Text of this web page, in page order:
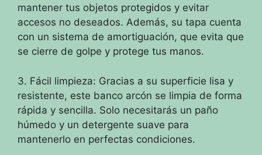
mantener tus objetos protegidos y evitar
accesos no deseados. Además, su tapa cuenta
con un sistema de amortiguación, que evita que
se cierre de golpe y protege tus manos.
3. Fácil limpieza: Gracias a su superficie lisa y
resistente, este banco arcón se limpia de forma
rápida y sencilla. Solo necesitarás un paño
húmedo y un detergente suave para
mantenerlo en perfectas condiciones.